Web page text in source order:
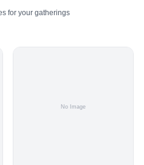
for your gatherings